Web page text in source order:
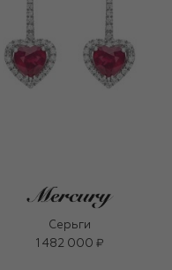
Серьги
1 482 000 ₽